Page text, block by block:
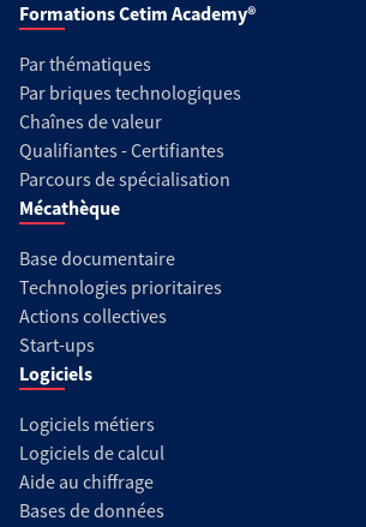
Formations Cetim Academy®
Par thématiques
Par briques technologiques
Chaînes de valeur
Qualifiantes - Certifiantes
Parcours de spécialisation
Mécathèque
Base documentaire
Technologies prioritaires
Actions collectives
Start-ups
Logiciels
Logiciels métiers
Logiciels de calcul
Aide au chiffrage
Bases de données